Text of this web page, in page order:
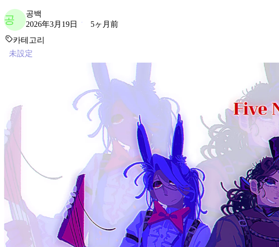
공
공백
2026年3月19日
5ヶ月前
카테고리
未設定